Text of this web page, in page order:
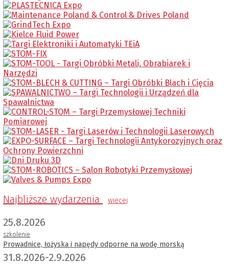
Najbliższe wydarzenia wiecej
25.8.2026
szkolenie
Prowadnice, łożyska i napędy odporne na wodę morską
31.8.2026-2.9.2026